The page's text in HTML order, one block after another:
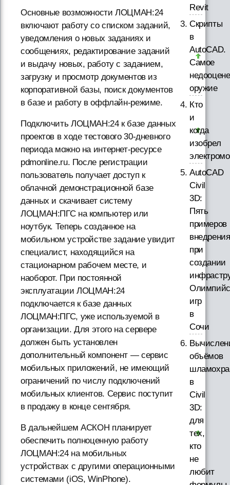
Основные возможности ЛОЦМАН:24
включают работу со списком заданий,
уведомления о новых заданиях и
сообщениях, редактирование заданий
и выдачу новых, работу с заданием,
загрузку и просмотр документов из
корпоративной базы, поиск документов
в базе и работу в оффлайн-режиме.
Подключить ЛОЦМАН:24 к базе данных
проектов в ходе тестового 30-дневного
периода можно на интернет-ресурсе
pdmonline.ru. После регистрации
пользователь получает доступ к
облачной демонстрационной базе
данных и скачивает систему
ЛОЦМАН:ПГС на компьютер или
ноутбук. Теперь созданное на
мобильном устройстве задание увидит
специалист, находящийся на
стационарном рабочем месте, и
наоборот. При постоянной
эксплуатации ЛОЦМАН:24
подключается к базе данных
ЛОЦМАН:ПГС, уже используемой в
организации. Для этого на сервере
должен быть установлен
дополнительный компонент — сервис
мобильных приложений, не имеющий
ограничений по числу подключений
мобильных клиентов. Сервис поступит
в продажу в конце сентября.
В дальнейшем АСКОН планирует
обеспечить полноценную работу
ЛОЦМАН:24 на мобильных
устройствах с другими операционными
системами (iOS, WinPhone).
Revit
Скрипты
в
AutoCAD.
Самое
оружие
Кто
и
когда
изобрел
AutoCAD
Civil
3D:
Пять
примеров
внедрения
при
создании
игр
в
Сочи
объёмов
в
Civil
3D:
для
тех,
кто
не
любит